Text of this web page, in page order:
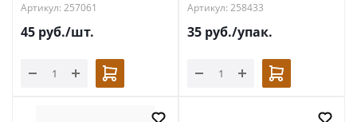
Артикул: 257061
45 руб./шт.
Артикул: 258433
35 руб./упак.